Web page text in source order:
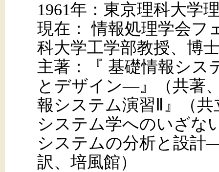
1961年：東京理科大学
現在： 情報処理学会フ
科大学工学部教授、博
主著：『 基礎情報シ
とデザイン―』（共著
報システム演習Ⅱ』（
システム学へのいざな
システムの分析と設
訳、培風館）